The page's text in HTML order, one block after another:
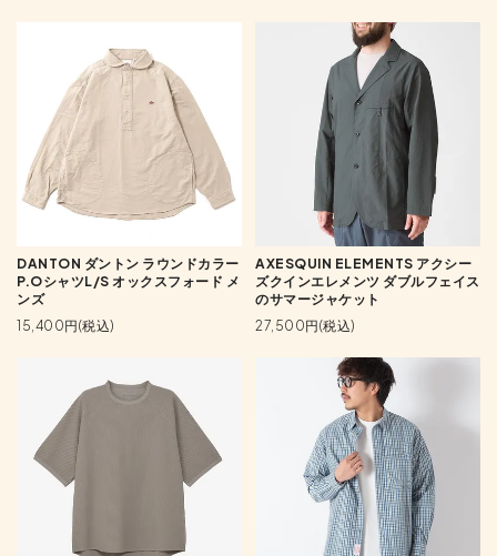
DANTON ダントン ラウンドカラー
P.OシャツL/S オックスフォード メ
ンズ
15,400円(税込)
AXESQUIN ELEMENTS アクシー
ズクインエレメンツ ダブルフェイス
のサマージャケット
27,500円(税込)